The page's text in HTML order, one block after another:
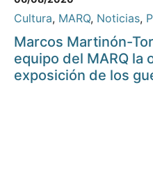
Cultura, MARQ, Noticias,
Marcos Martinón-
equipo del MARQ la
exposición de los